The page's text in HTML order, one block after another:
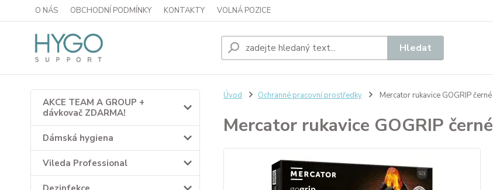
O NÁS OBCHODNÍ PODMÍNKY KONTAKTY VOLNÁ POZICE
Hledat
AKCE TEAM A GROUP +
dávkovač ZDARMA!
Dámská hygiena
Vileda Professional
Úvod Ochranné pracovní prostředky Mercator rukavice GOGRIP černé
Mercator rukavice GOGRIP černé